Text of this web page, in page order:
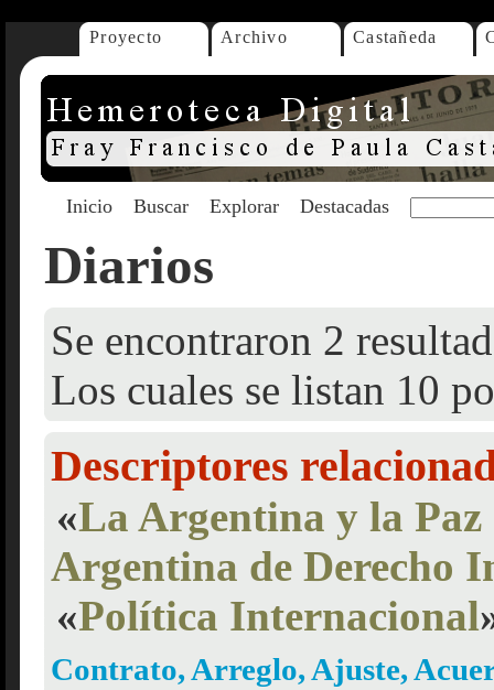
Proyecto Archivo Castañeda
Inicio Buscar Explorar Destacadas
Diarios
Se encontraron 2
Los cuales se listan 10
Descriptores
«La Argentina y la
Argentina de Derecho
«Política Internacional
Contrato, Arreglo, Ajuste,